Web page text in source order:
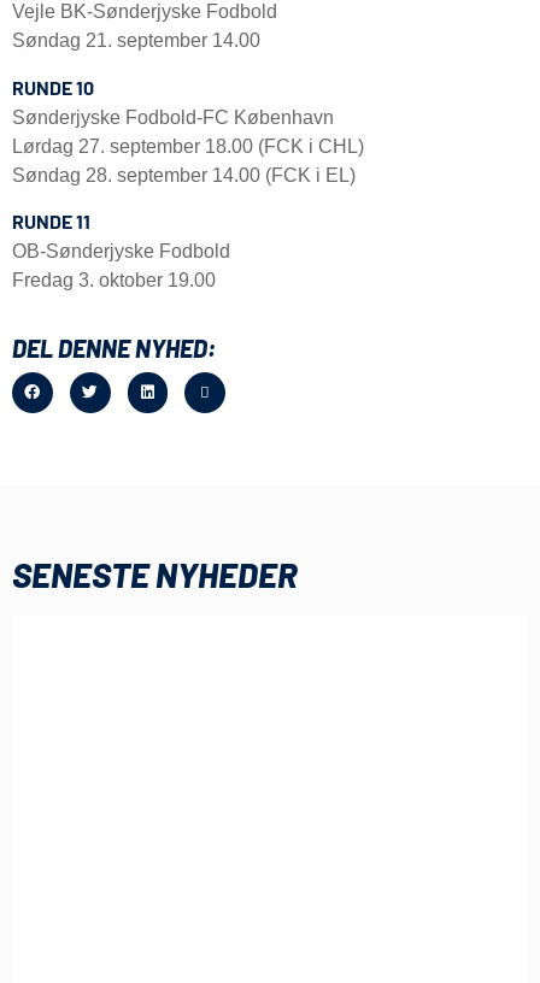
Vejle BK-Sønderjyske Fodbold
Søndag 21. september 14.00
RUNDE 10
Sønderjyske Fodbold-FC København
Lørdag 27. september 18.00 (FCK i CHL)
Søndag 28. september 14.00 (FCK i EL)
RUNDE 11
OB-Sønderjyske Fodbold
Fredag 3. oktober 19.00
DEL DENNE NYHED:
SENESTE NYHEDER